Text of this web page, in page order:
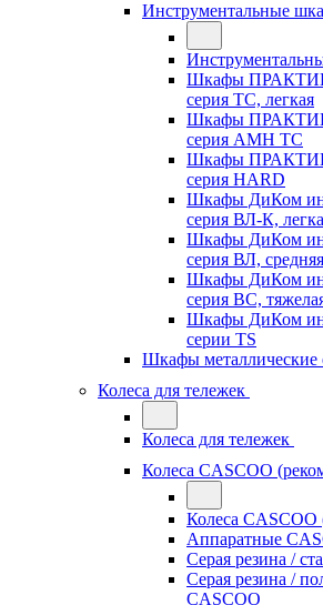
Инструментальные
Шкафы ПРАКТИК
серия ТC, легкая
Шкафы ПРАКТИК
серия AMH TC
Шкафы ПРАКТИК
серия HARD
Шкафы ДиКом
cерия ВЛ-К,
Шкафы ДиКом
серия ВЛ, средняя
Шкафы ДиКом
серия ВС,
Шкафы ДиКом
серии TS
Шкафы металлические
Колеса для тележек
Колеса для тележек
Колеса CASCOO
Колеса CASCOO
Аппаратные
Серая резина /
Серая резина /
CASCOO